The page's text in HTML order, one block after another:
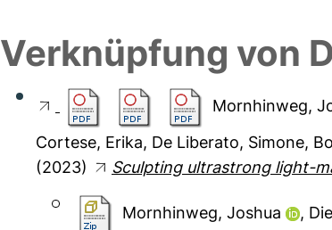
Verknüpfung von
Mornhinweg,
Cortese, Erika, De Liberato, Simone,
(2023)
Sculpting ultrastrong light-
Mornhinweg, Joshua ,